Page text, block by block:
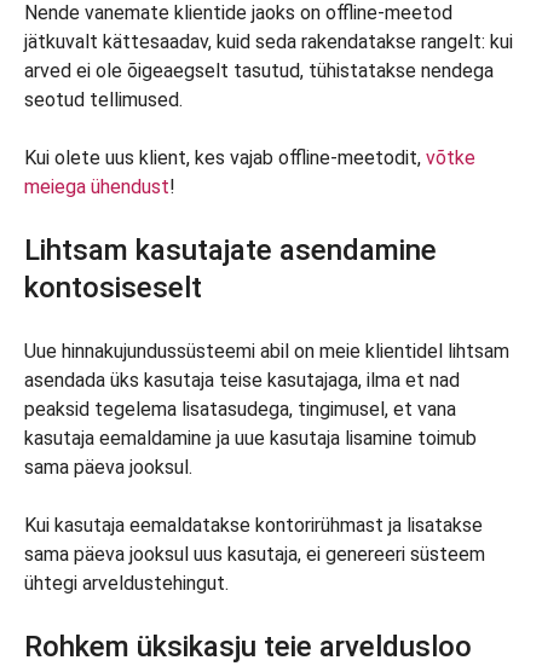
Nende vanemate klientide jaoks on offline-meetod
jätkuvalt kättesaadav, kuid seda rakendatakse rangelt: kui
arved ei ole õigeaegselt tasutud, tühistatakse nendega
seotud tellimused.
Kui olete uus klient, kes vajab offline-meetodit, võtke
meiega ühendust!
Lihtsam kasutajate asendamine
kontosiseselt
Uue hinnakujundussüsteemi abil on meie klientidel lihtsam
asendada üks kasutaja teise kasutajaga, ilma et nad
peaksid tegelema lisatasudega, tingimusel, et vana
kasutaja eemaldamine ja uue kasutaja lisamine toimub
sama päeva jooksul.
Kui kasutaja eemaldatakse kontorirühmast ja lisatakse
sama päeva jooksul uus kasutaja, ei genereeri süsteem
ühtegi arveldustehingut.
Rohkem üksikasju teie arveldusloo